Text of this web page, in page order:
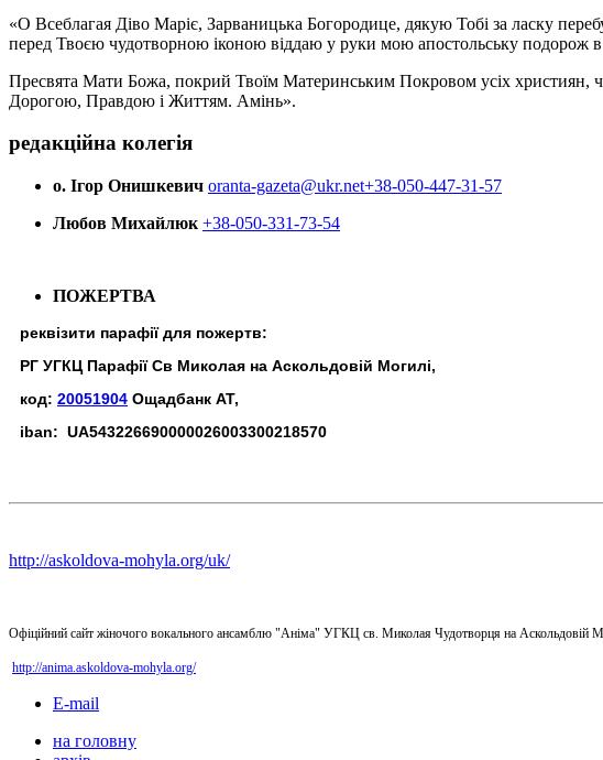
«О Всеблагая Діво Маріє, Зарваницька Богородице, дякую Тобі за ласку
перед Твоєю чудотворною іконою віддаю у руки мою апостольську подорож в
Пресвята Мати Божа, покрий Твоїм Материнським Покровом усіх християн,
Дорогою, Правдою і Життям. Амінь».
редакційна колегія
о. Ігор Онишкевич oranta-gazeta@ukr.net+38-050-447-31-57
Любов Михайлюк +38-050-331-73-54
ПОЖЕРТВА
реквізити парафії для пожертв:
РГ УГКЦ Парафії Св Миколая на Аскольдовій Могилі,
код: 20051904 Ощадбанк АТ,
iban: UA543226690000026003300218570
http://askoldova-mohyla.org/uk/
Офіційний сайт жіночого вокального ансамблю "Аніма" УГКЦ св. Миколая Чудотворця на Аскольдовій
http://anima.askoldova-mohyla.org/
E-mail
на головну